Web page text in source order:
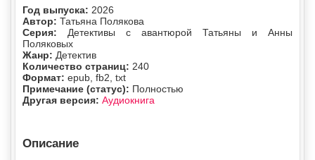
Год выпуска: 2026
Автор: Татьяна Полякова
Серия: Детективы с авантюрой Татьяны и Анны
Поляковых
Жанр: Детектив
Количество страниц: 240
Формат: epub, fb2, txt
Примечание (статус): Полностью
Другая версия: Аудиокнига
Описание